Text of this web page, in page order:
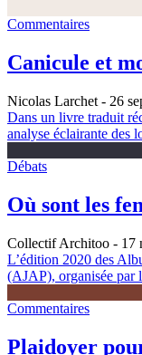
Commentaires
Canicule et
Nicolas Larchet - 26
Dans un livre traduit
analyse éclairante des
Débats
Où sont les
Collectif Architoo - 17
L’édition 2020 des
(AJAP), organisée par
Commentaires
Plaidoyer